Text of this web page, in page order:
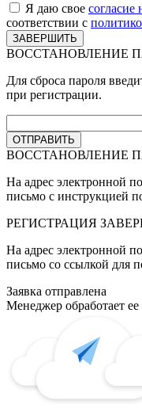
Я даю свое согласие
соответствии с
ВОССТАНОВЛЕНИЕ
Для сброса пароля
при регистрации.
ВОССТАНОВЛЕНИЕ
На адрес электронной
письмо с инструкцией
РЕГИСТРАЦИЯ
На адрес электронной
письмо со ссылкой для
Заявка отправлена
Менеджер обработает